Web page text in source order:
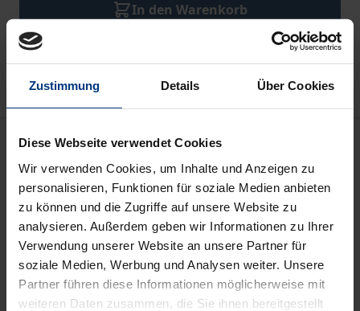
Zustimmung Details Über Cookies
Diese Webseite verwendet Cookies
Wir verwenden Cookies, um Inhalte und Anzeigen zu
personalisieren, Funktionen für soziale Medien anbieten
zu können und die Zugriffe auf unsere Website zu
analysieren. Außerdem geben wir Informationen zu Ihrer
Verwendung unserer Website an unsere Partner für
soziale Medien, Werbung und Analysen weiter. Unsere
Partner führen diese Informationen möglicherweise mit
weiteren Daten zusammen, die Sie ihnen bereitgestellt
In den Warenkorb
Zur Wunschliste hinzufügen
Beschreibung
Der sechste Band des "falsafa. Jahrbuchs für
islamische Religionsphilosophie" widmet sich der
Frage nach dem Frieden – seinem Denken, seiner
Möglichkeit, seiner Störung, seiner Verheißung.
Gefragt wird nach dem Frieden zwischen Mensch
und Mensch, aber auch nach dem Frieden mit der